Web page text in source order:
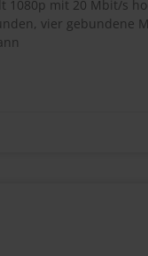
1080p mit 20 Mbit/s
vier gebundene